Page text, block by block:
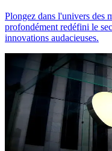
Plongez dans l'univers des
profondément redéfini le
innovations audacieuses.